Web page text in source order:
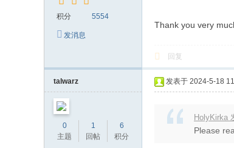
积分 5554
发消息
Thank you very
回复
talwarz
0
主题
1
回帖
6
积分
发表于 2024-5-18
HolyKirka
Please